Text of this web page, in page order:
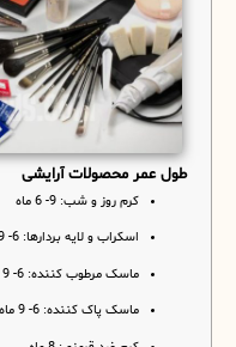
طول عمر محصولات آرایشی
کرم روز و شب: 9- 6 ماه
اسکراب و لایه بردارها: 6- 9 ماه
ماسک مرطوب کننده: 6- 9 ماه
ماسک پاک کننده: 6- 9 ماه